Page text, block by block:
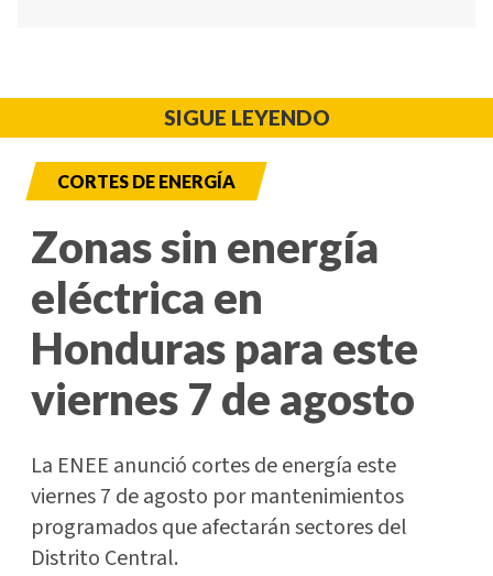
SIGUE LEYENDO
CORTES DE ENERGÍA
Zonas sin energía
eléctrica en
Honduras para este
viernes 7 de agosto
La ENEE anunció cortes de energía este
viernes 7 de agosto por mantenimientos
programados que afectarán sectores del
Distrito Central.